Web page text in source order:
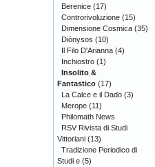
Berenice (17)
Controrivoluzione (15)
Dimensione Cosmica (35)
Diònysos (10)
Il Filo D'Arianna (4)
Inchiostro (1)
Insolito &
Fantastico (17)
La Calce e il Dado (3)
Merope (11)
Philomath News
RSV Rivista di Studi
Vittoriani (13)
Tradizione Periodico di
Studi e (5)